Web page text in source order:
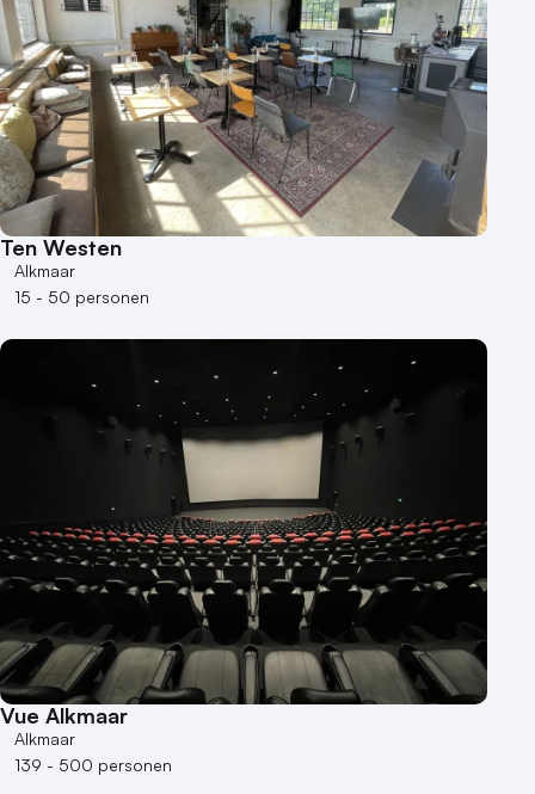
Ten Westen
Alkmaar
15 - 50 personen
Vue Alkmaar
Alkmaar
139 - 500 personen